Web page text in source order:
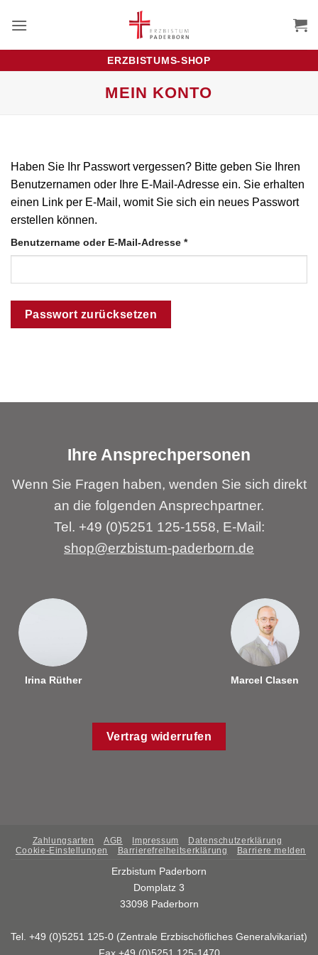
Inhalt
ERZBISTUMS-SHOP
MEIN KONTO
Haben Sie Ihr Passwort vergessen? Bitte geben Sie Ihren
Benutzernamen oder Ihre E-Mail-Adresse ein. Sie erhalten
einen Link per E-Mail, womit Sie sich ein neues Passwort
erstellen können.
Benutzername oder E-Mail-Adresse *Erforderlich
Passwort zurücksetzen
Ihre Ansprechpersonen
Wenn Sie Fragen haben, wenden Sie sich direkt
an die folgenden Ansprechpartner.
Tel. +49 (0)5251 125-1558, E-Mail:
shop@erzbistum-paderborn.de
Irina Rüther Marcel Clasen
Vertrag widerrufen
Zahlungsarten AGB Impressum
Datenschutzerklärung
Cookie-Einstellungen
Barrierefreiheitserklärung Barriere melden
Erzbistum Paderborn
Domplatz 3
33098 Paderborn
Tel. +49 (0)5251 125-0 (Zentrale Erzbischöfliches Generalvikariat)